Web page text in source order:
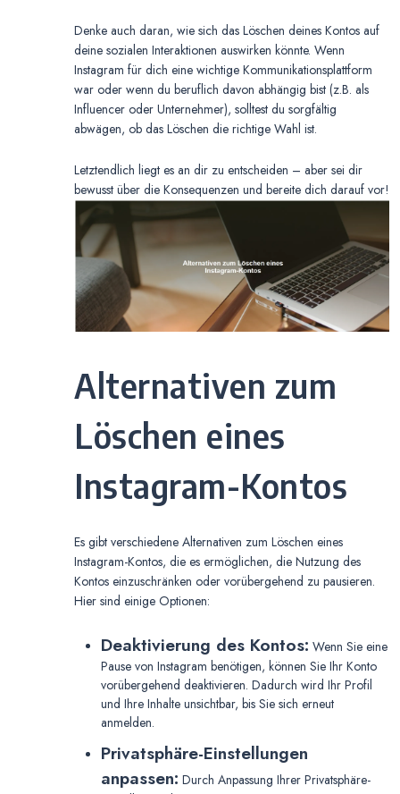
Denke auch daran, wie sich das Löschen deines Kontos auf
deine sozialen Interaktionen auswirken könnte. Wenn
Instagram für dich eine wichtige Kommunikationsplattform
war oder wenn du beruflich davon abhängig bist (z.B. als
Influencer oder Unternehmer), solltest du sorgfältig
abwägen, ob das Löschen die richtige Wahl ist.
Letztendlich liegt es an dir zu entscheiden – aber sei dir
bewusst über die Konsequenzen und bereite dich darauf vor!
Alternativen zum
Löschen eines
Instagram-Kontos
Es gibt verschiedene Alternativen zum Löschen eines
Instagram-Kontos, die es ermöglichen, die Nutzung des
Kontos einzuschränken oder vorübergehend zu pausieren.
Hier sind einige Optionen:
Deaktivierung des Kontos: Wenn Sie eine
Pause von Instagram benötigen, können Sie Ihr Konto
vorübergehend deaktivieren. Dadurch wird Ihr Profil
und Ihre Inhalte unsichtbar, bis Sie sich erneut
anmelden.
Privatsphäre-Einstellungen
anpassen: Durch Anpassung Ihrer Privatsphäre-